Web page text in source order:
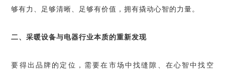
够有力、足够清晰、足够有价值，拥有撬动心智的力量。
二、采暖设备与电器行业本质的重新发现
要得出品牌的定位，需要在市场中找缝隙、在心智中找空